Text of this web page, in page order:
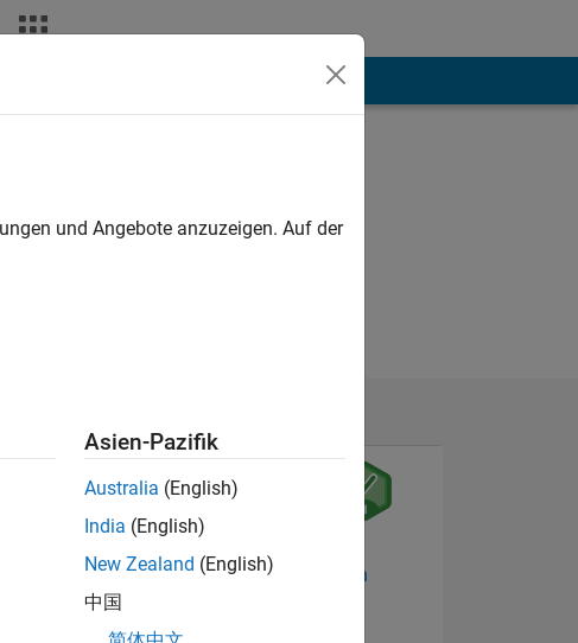
Abzeichen anzeigen
und Angebote anzuzeigen. Auf der
Asien-Pazifik
Australia (English)
India (English)
New Zealand (English)
中国